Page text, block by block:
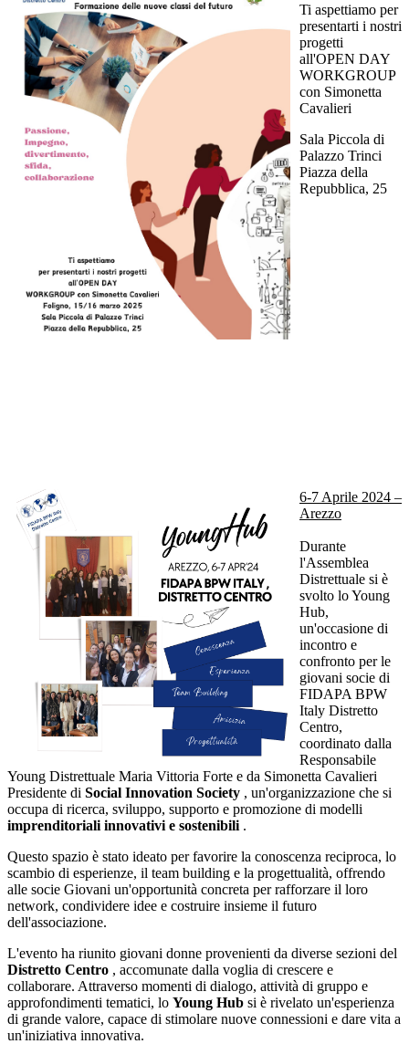
Ti aspettiamo per
presentarti i nostri
progetti
all'OPEN DAY
WORKGROUP
con Simonetta
Cavalieri
Sala Piccola di
Palazzo Trinci
Piazza della
Repubblica, 25
6-7 Aprile 2024 –
Arezzo
Durante
l'Assemblea
Distrettuale si è
svolto lo Young
Hub,
un'occasione di
incontro e
confronto per le
giovani socie di
FIDAPA BPW
Italy Distretto
Centro,
coordinato dalla
Responsabile
Young Distrettuale Maria Vittoria Forte e da Simonetta Cavalieri
Presidente di Social Innovation Society , un'organizzazione che si
occupa di ricerca, sviluppo, supporto e promozione di modelli
imprenditoriali innovativi e sostenibili .
Questo spazio è stato ideato per favorire la conoscenza reciproca, lo
scambio di esperienze, il team building e la progettualità, offrendo
alle socie Giovani un'opportunità concreta per rafforzare il loro
network, condividere idee e costruire insieme il futuro
dell'associazione.
L'evento ha riunito giovani donne provenienti da diverse sezioni del
Distretto Centro , accomunate dalla voglia di crescere e
collaborare. Attraverso momenti di dialogo, attività di gruppo e
approfondimenti tematici, lo Young Hub si è rivelato un'esperienza
di grande valore, capace di stimolare nuove connessioni e dare vita a
un'iniziativa innovativa.